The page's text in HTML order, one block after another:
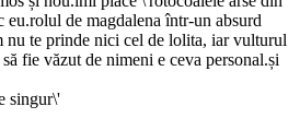
de magdalena într-un absurd
nu te prinde nici cel de lolita, iar vulturul
fie văzut de nimeni e ceva personal.și
singur\'